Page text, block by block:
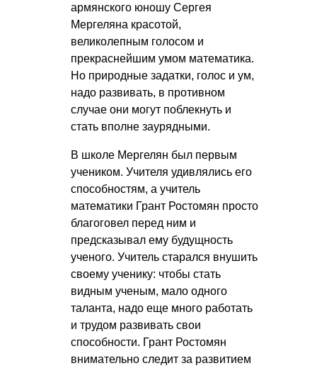
армянского юношу Сергея
Мергеляна красотой,
великолепным голосом и
прекраснейшим умом математика.
Но природные задатки, голос и ум,
надо развивать, в противном
случае они могут поблекнуть и
стать вполне заурядными.
В школе Мергелян был первым
учеником. Учителя удивлялись его
способностям, а учитель
математики Грант Ростомян просто
благоговел перед ним и
предсказывал ему будущность
ученого. Учитель старался внушить
своему ученику: чтобы стать
видным ученым, мало одного
таланта, надо еще много работать
и трудом развивать свои
способности. Грант Ростомян
внимательно следит за развитием